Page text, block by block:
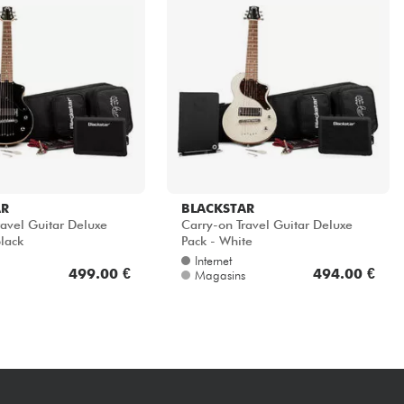
Guitar Deluxe
499.00 €
BLACKSTAR
Carry-on Travel Guitar Deluxe
Pack - White
Internet
Magasins
494.00 €